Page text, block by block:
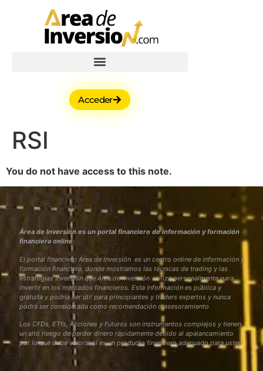
Acceder
RSI
You do not have access to this note.
Área de Inversión es un portal financiero de información y formación
financiera online
El portal financiero Área de Inversión es un centro online de información y
formación financiera, donde mostramos las técnicas de trading y las
estrategias inversión que Área de Inversión utiliza personalmente para
invertir en los mercados financieros. Esta Información es pública y
gratuita y podría ser útil para principiantes y traders expertos y nunca
podrá ser considerada como recomendación o asesoramiento
Los CFDs, ETfs, Acciones y Futuros son instrumentos complejos y tienen
un alto riesgo de perder dinero rápidamente debido al apalancamiento
por lo que debe valorar si es un producto financiero adecuado para usted